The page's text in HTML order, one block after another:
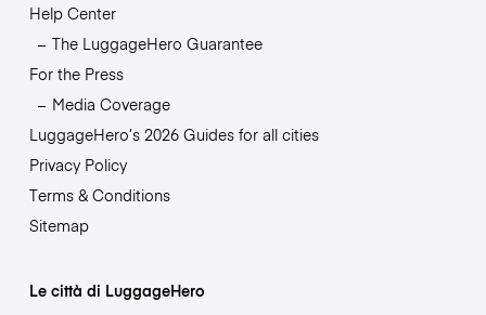
Help Center
The LuggageHero Guarantee
For the Press
Media Coverage
LuggageHero’s 2026 Guides for all cities
Privacy Policy
Terms & Conditions
Sitemap
Le città di LuggageHero